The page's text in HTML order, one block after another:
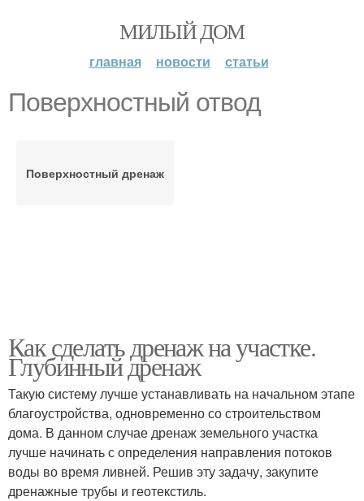
МИЛЫЙ ДОМ
главная новости статьи
Поверхностный отвод
Поверхностный дренаж
Как сделать дренаж на участке.
Глубинный дренаж
Такую систему лучше устанавливать на начальном этапе
благоустройства, одновременно со строительством
дома. В данном случае дренаж земельного участка
лучше начинать с определения направления потоков
воды во время ливней. Решив эту задачу, закупите
дренажные трубы и геотекстиль.